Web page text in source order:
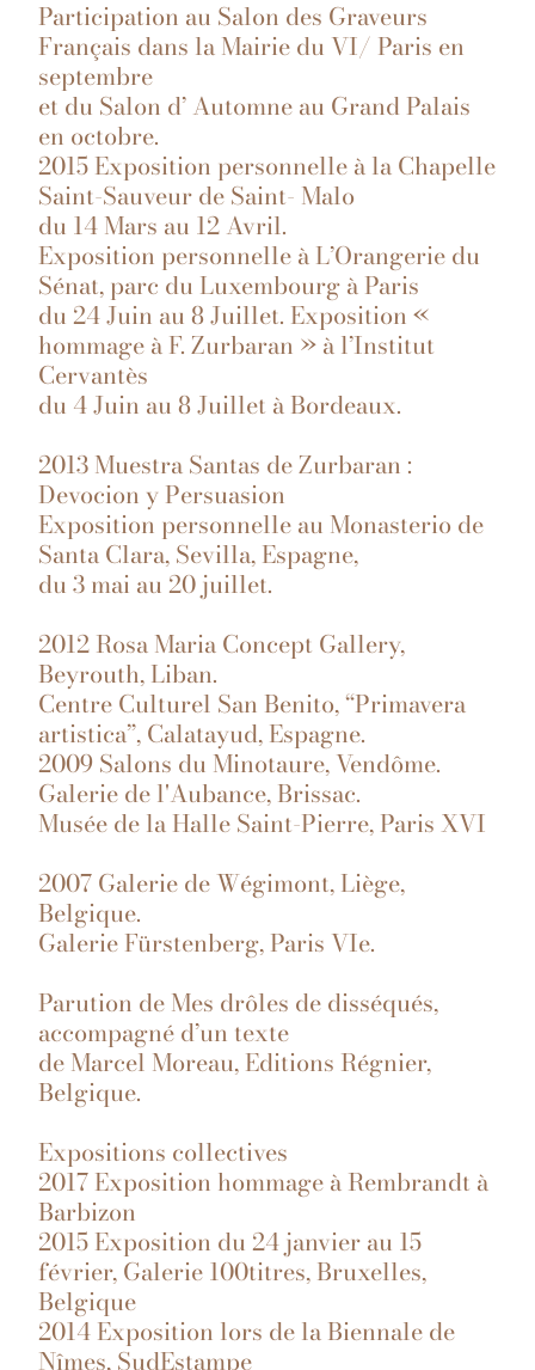
Participation au Salon des Graveurs
Français dans la Mairie du VI/ Paris en
septembre
et du Salon d’ Automne au Grand Palais
en octobre.
2015 Exposition personnelle à la Chapelle
Saint-Sauveur de Saint- Malo
du 14 Mars au 12 Avril.
Exposition personnelle à L’Orangerie du
Sénat, parc du Luxembourg à Paris
du 24 Juin au 8 Juillet. Exposition «
hommage à F. Zurbaran » à l’Institut
Cervantès
du 4 Juin au 8 Juillet à Bordeaux.
2013 Muestra Santas de Zurbaran :
Devocion y Persuasion
Exposition personnelle au Monasterio de
Santa Clara, Sevilla, Espagne,
du 3 mai au 20 juillet.
2012 Rosa Maria Concept Gallery,
Beyrouth, Liban.
Centre Culturel San Benito, “Primavera
artistica”, Calatayud, Espagne.
2009 Salons du Minotaure, Vendôme.
Galerie de l'Aubance, Brissac.
Musée de la Halle Saint-Pierre, Paris XVI
2007 Galerie de Wégimont, Liège,
Belgique.
Galerie Fürstenberg, Paris VIe.
Parution de Mes drôles de disséqués,
accompagné d’un texte
de Marcel Moreau, Editions Régnier,
Belgique.
Expositions collectives
2017 Exposition hommage à Rembrandt à
Barbizon
2015 Exposition du 24 janvier au 15
février, Galerie 100titres, Bruxelles,
Belgique
2014 Exposition lors de la Biennale de
Nîmes, SudEstampe